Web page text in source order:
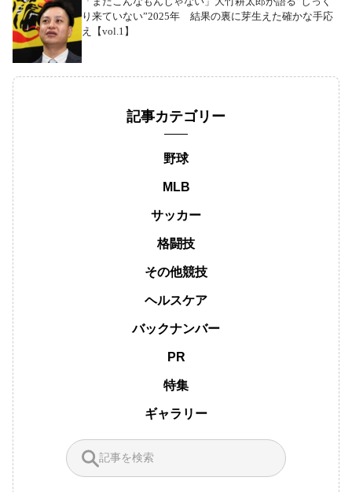
り来ていない”2025年 結果の裏に芽生えた確かな手応
え【vol.1】
記事カテゴリー
野球
MLB
サッカー
格闘技
その他競技
ヘルスケア
バックナンバー
PR
特集
ギャラリー